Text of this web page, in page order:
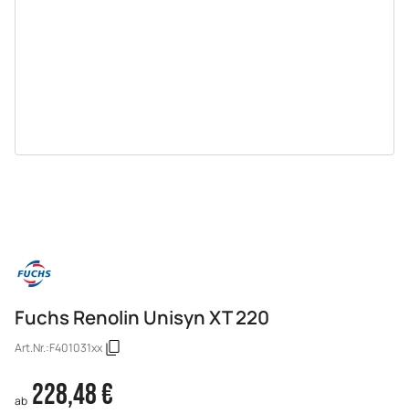
Fuchs Renolin Unisyn XT 220
Art.Nr.:F401031xx
ab 228,48 €